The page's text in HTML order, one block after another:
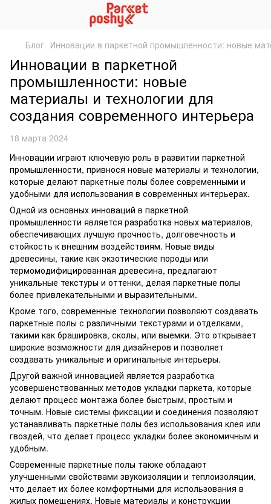
Блог Инновации в паркетной промышленности: новые
Инновации в паркетной
промышленности: новые
материалы и технологии для
создания современного интерьера
18 марта 2024
Инновации играют ключевую роль в развитии паркетной
промышленности, привнося новые материалы и технологии,
которые делают паркетные полы более современными и
удобными для использования в современных интерьерах.
Одной из основных инноваций в паркетной
промышленности является разработка новых материалов,
обеспечивающих лучшую прочность, долговечность и
стойкость к внешним воздействиям. Новые виды
древесины, такие как экзотические породы или
термомодифицированная древесина, предлагают
уникальные текстуры и оттенки, делая паркетные полы
более привлекательными и выразительными.
Кроме того, современные технологии позволяют создавать
паркетные полы с различными текстурами и отделками,
такими как брашировка, сколы, или выемки. Это открывает
широкие возможности для дизайнеров и позволяет
создавать уникальные и оригинальные интерьеры.
Другой важной инновацией является разработка
усовершенствованных методов укладки паркета, которые
делают процесс монтажа более быстрым, простым и
точным. Новые системы фиксации и соединения позволяют
устанавливать паркетные полы без использования клея или
гвоздей, что делает процесс укладки более экономичным и
удобным.
Современные паркетные полы также обладают
улучшенными свойствами звукоизоляции и теплоизоляции,
что делает их более комфортными для использования в
жилых помещениях. Новые материалы и конструкции